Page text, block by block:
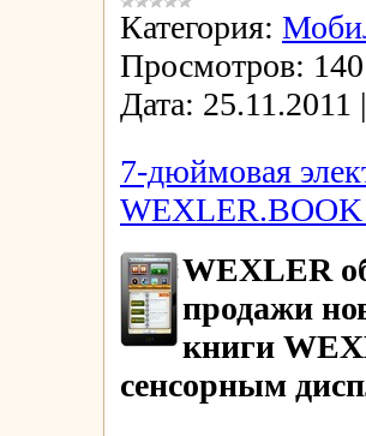
Категория:
Просмотров:
Дата: 25.11.2011
7-дюймовая
WEXLER
продажи
книги
сенсорным